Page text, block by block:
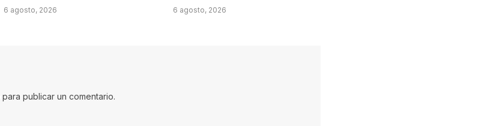
6 agosto, 2026 6 agosto, 2026
para publicar un comentario.